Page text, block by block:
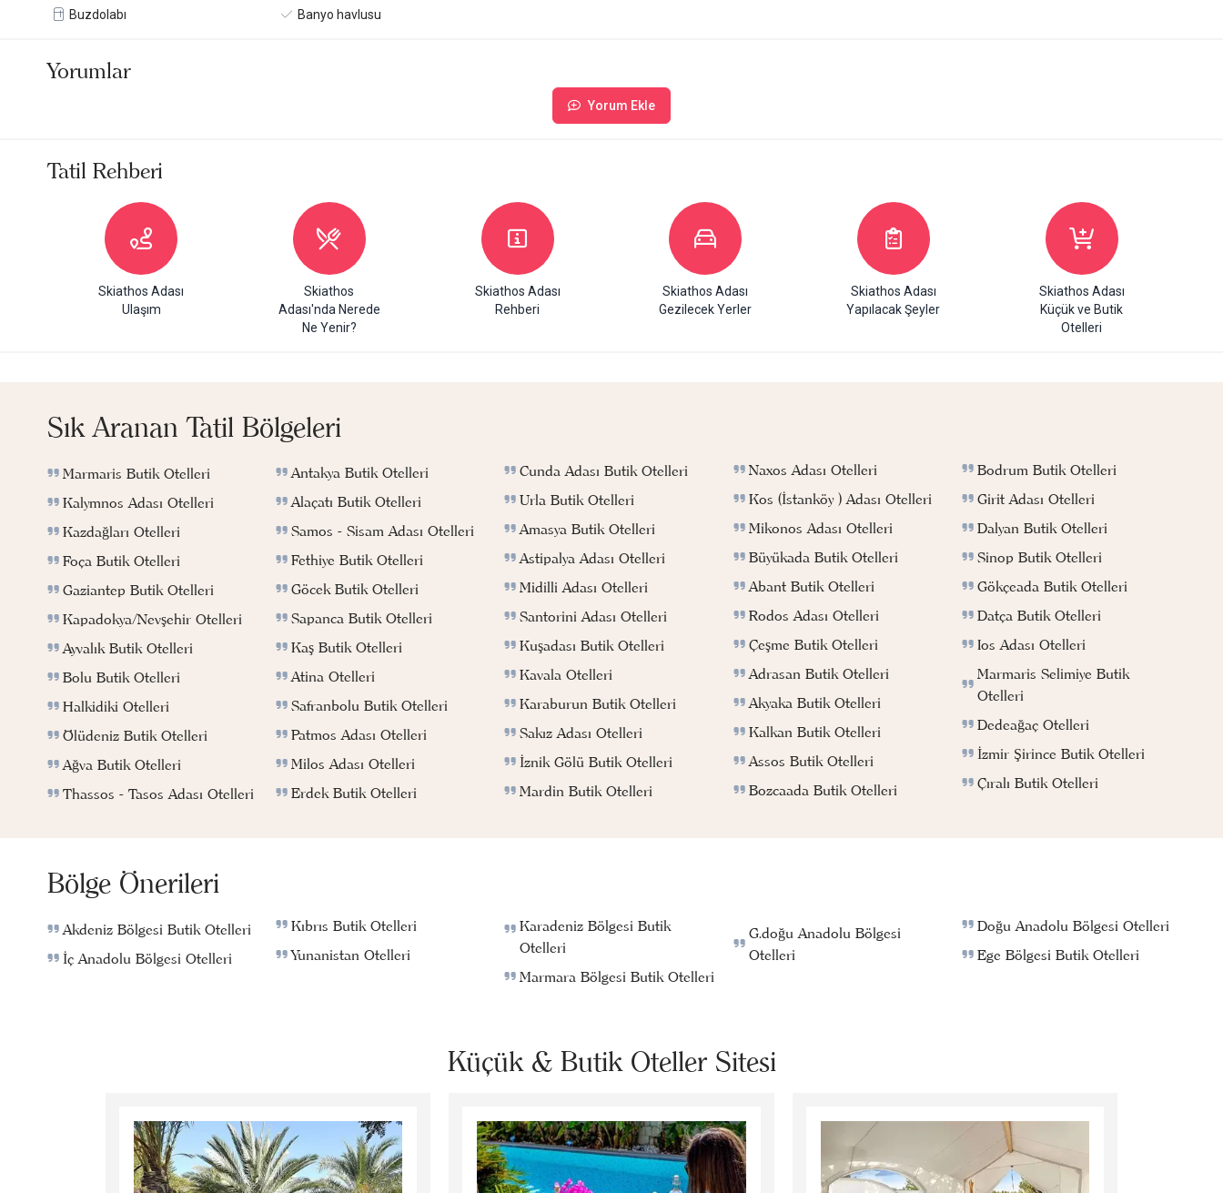
Buzdolabı Banyo havlusu
Yorumlar
Yorum Ekle
Tatil Rehberi
Skiathos Adası
Ulaşım
Skiathos
Adası'nda Nerede
Ne Yenir?
Skiathos Adası
Rehberi
Skiathos Adası
Gezilecek Yerler
Skiathos Adası
Yapılacak Şeyler
Skiathos Adası
Küçük ve Butik
Otelleri
Sık Aranan Tatil Bölgeleri
Marmaris Butik Otelleri
Kalymnos Adası Otelleri
Kazdağları Otelleri
Foça Butik Otelleri
Gaziantep Butik Otelleri
Kapadokya/Nevşehir Otelleri
Ayvalık Butik Otelleri
Bolu Butik Otelleri
Halkidiki Otelleri
Ölüdeniz Butik Otelleri
Ağva Butik Otelleri
Thassos - Tasos Adası Otelleri
Antakya Butik Otelleri
Alaçatı Butik Otelleri
Samos - Sisam Adası Otelleri
Fethiye Butik Otelleri
Göcek Butik Otelleri
Sapanca Butik Otelleri
Kaş Butik Otelleri
Atina Otelleri
Safranbolu Butik Otelleri
Patmos Adası Otelleri
Milos Adası Otelleri
Erdek Butik Otelleri
Cunda Adası Butik Otelleri
Urla Butik Otelleri
Amasya Butik Otelleri
Astipalya Adası Otelleri
Midilli Adası Otelleri
Santorini Adası Otelleri
Kuşadası Butik Otelleri
Kavala Otelleri
Karaburun Butik Otelleri
Sakız Adası Otelleri
İznik Gölü Butik Otelleri
Mardin Butik Otelleri
Naxos Adası Otelleri
Kos (İstanköy ) Adası Otelleri
Mikonos Adası Otelleri
Büyükada Butik Otelleri
Abant Butik Otelleri
Rodos Adası Otelleri
Çeşme Butik Otelleri
Adrasan Butik Otelleri
Akyaka Butik Otelleri
Kalkan Butik Otelleri
Assos Butik Otelleri
Bozcaada Butik Otelleri
Bodrum Butik Otelleri
Girit Adası Otelleri
Dalyan Butik Otelleri
Sinop Butik Otelleri
Gökçeada Butik Otelleri
Datça Butik Otelleri
Ios Adası Otelleri
Marmaris Selimiye Butik
Otelleri
Dedeağaç Otelleri
İzmir Şirince Butik Otelleri
Çıralı Butik Otelleri
Bölge Önerileri
Akdeniz Bölgesi Butik Otelleri
İç Anadolu Bölgesi Otelleri
Kıbrıs Butik Otelleri
Yunanistan Otelleri
Karadeniz Bölgesi Butik
Otelleri
Marmara Bölgesi Butik Otelleri
G.doğu Anadolu Bölgesi
Otelleri
Doğu Anadolu Bölgesi Otelleri
Ege Bölgesi Butik Otelleri
Küçük & Butik Oteller Sitesi